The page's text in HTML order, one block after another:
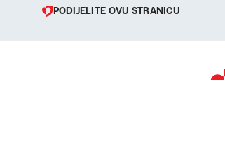
PODIJELITE OVU STRANICU